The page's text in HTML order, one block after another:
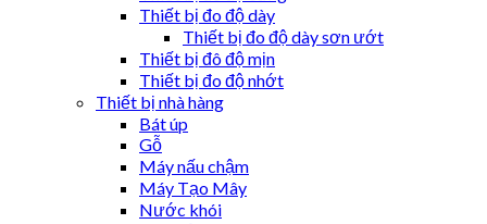
Thiết bị đo độ dày
Thiết bị đo độ dày sơn ướt
Thiết bị đô độ mịn
Thiết bị đo độ nhớt
Thiết bị nhà hàng
Bát úp
Gỗ
Máy nấu chậm
Máy Tạo Mây
Nước khói